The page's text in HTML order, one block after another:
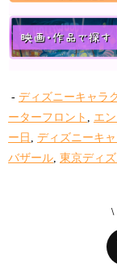
- ディズニーキャラ
ーターフロント
エ
ー日
ディズニーキ
バザール 東京ディ
\